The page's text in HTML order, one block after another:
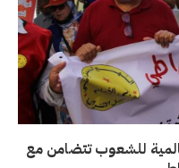
للشعوب تتضامن مع